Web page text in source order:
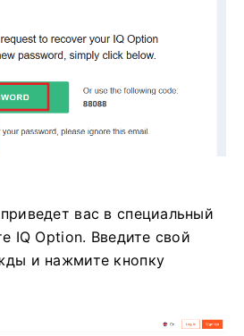
вас в специальный
IQ Option. Введите свой
и нажмите кнопку